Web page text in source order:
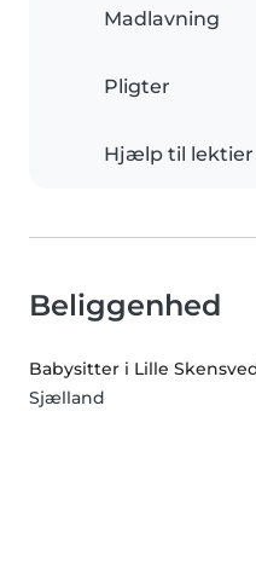
Madlavning
Pligter
Hjælp til lektier
Beliggenhed
Babysitter i Lille
Sjælland